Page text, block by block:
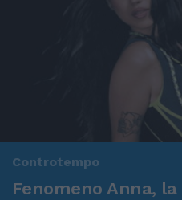
Controtempo
Fenomeno Anna,